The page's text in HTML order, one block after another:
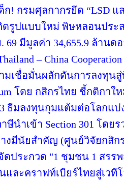
ก! กรมศุลกากรยึด “LSD
ดรูปแบบใหม่ พิษหลอนประ
69 มีมูลค่า 34,655.9 ล้านด
– China
มเชื่อมั่นผลักดันการลงทุนสู่
โดย กสิกรไทย ชี้กติกาใ
ธีมลงทุนกุมแต้มต่อโลกแบ่
ษีนำเข้า Section 301 โด
งมีนัยสำคัญ (ศูนย์วิจัยกสิก
ประกวด "1 ชุมชน 1 สรรพ
ละคราฟท์เบียร์ไทยสู่เวที